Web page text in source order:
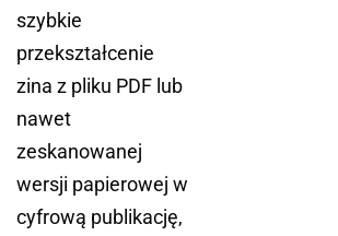
szybkie
przekształcenie
zina z pliku PDF lub
nawet
zeskanowanej
wersji papierowej w
cyfrową publikację,